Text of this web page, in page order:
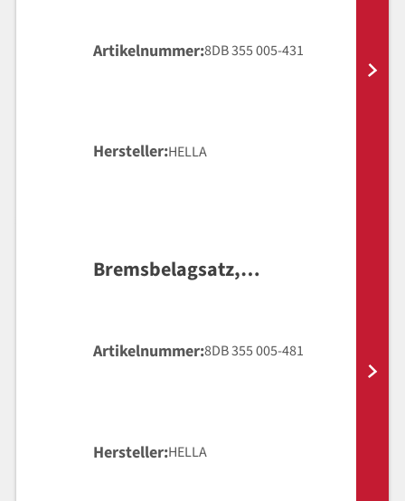
Artikelnummer 8DB 355 005-431
Hersteller HELLA
Bremsbelagsatz,
Artikelnummer 8DB 355 005-481
Hersteller HELLA